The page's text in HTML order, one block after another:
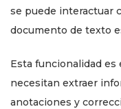
se puede interactuar
documento de texto
Esta funcionalidad
necesitan extraer
anotaciones y